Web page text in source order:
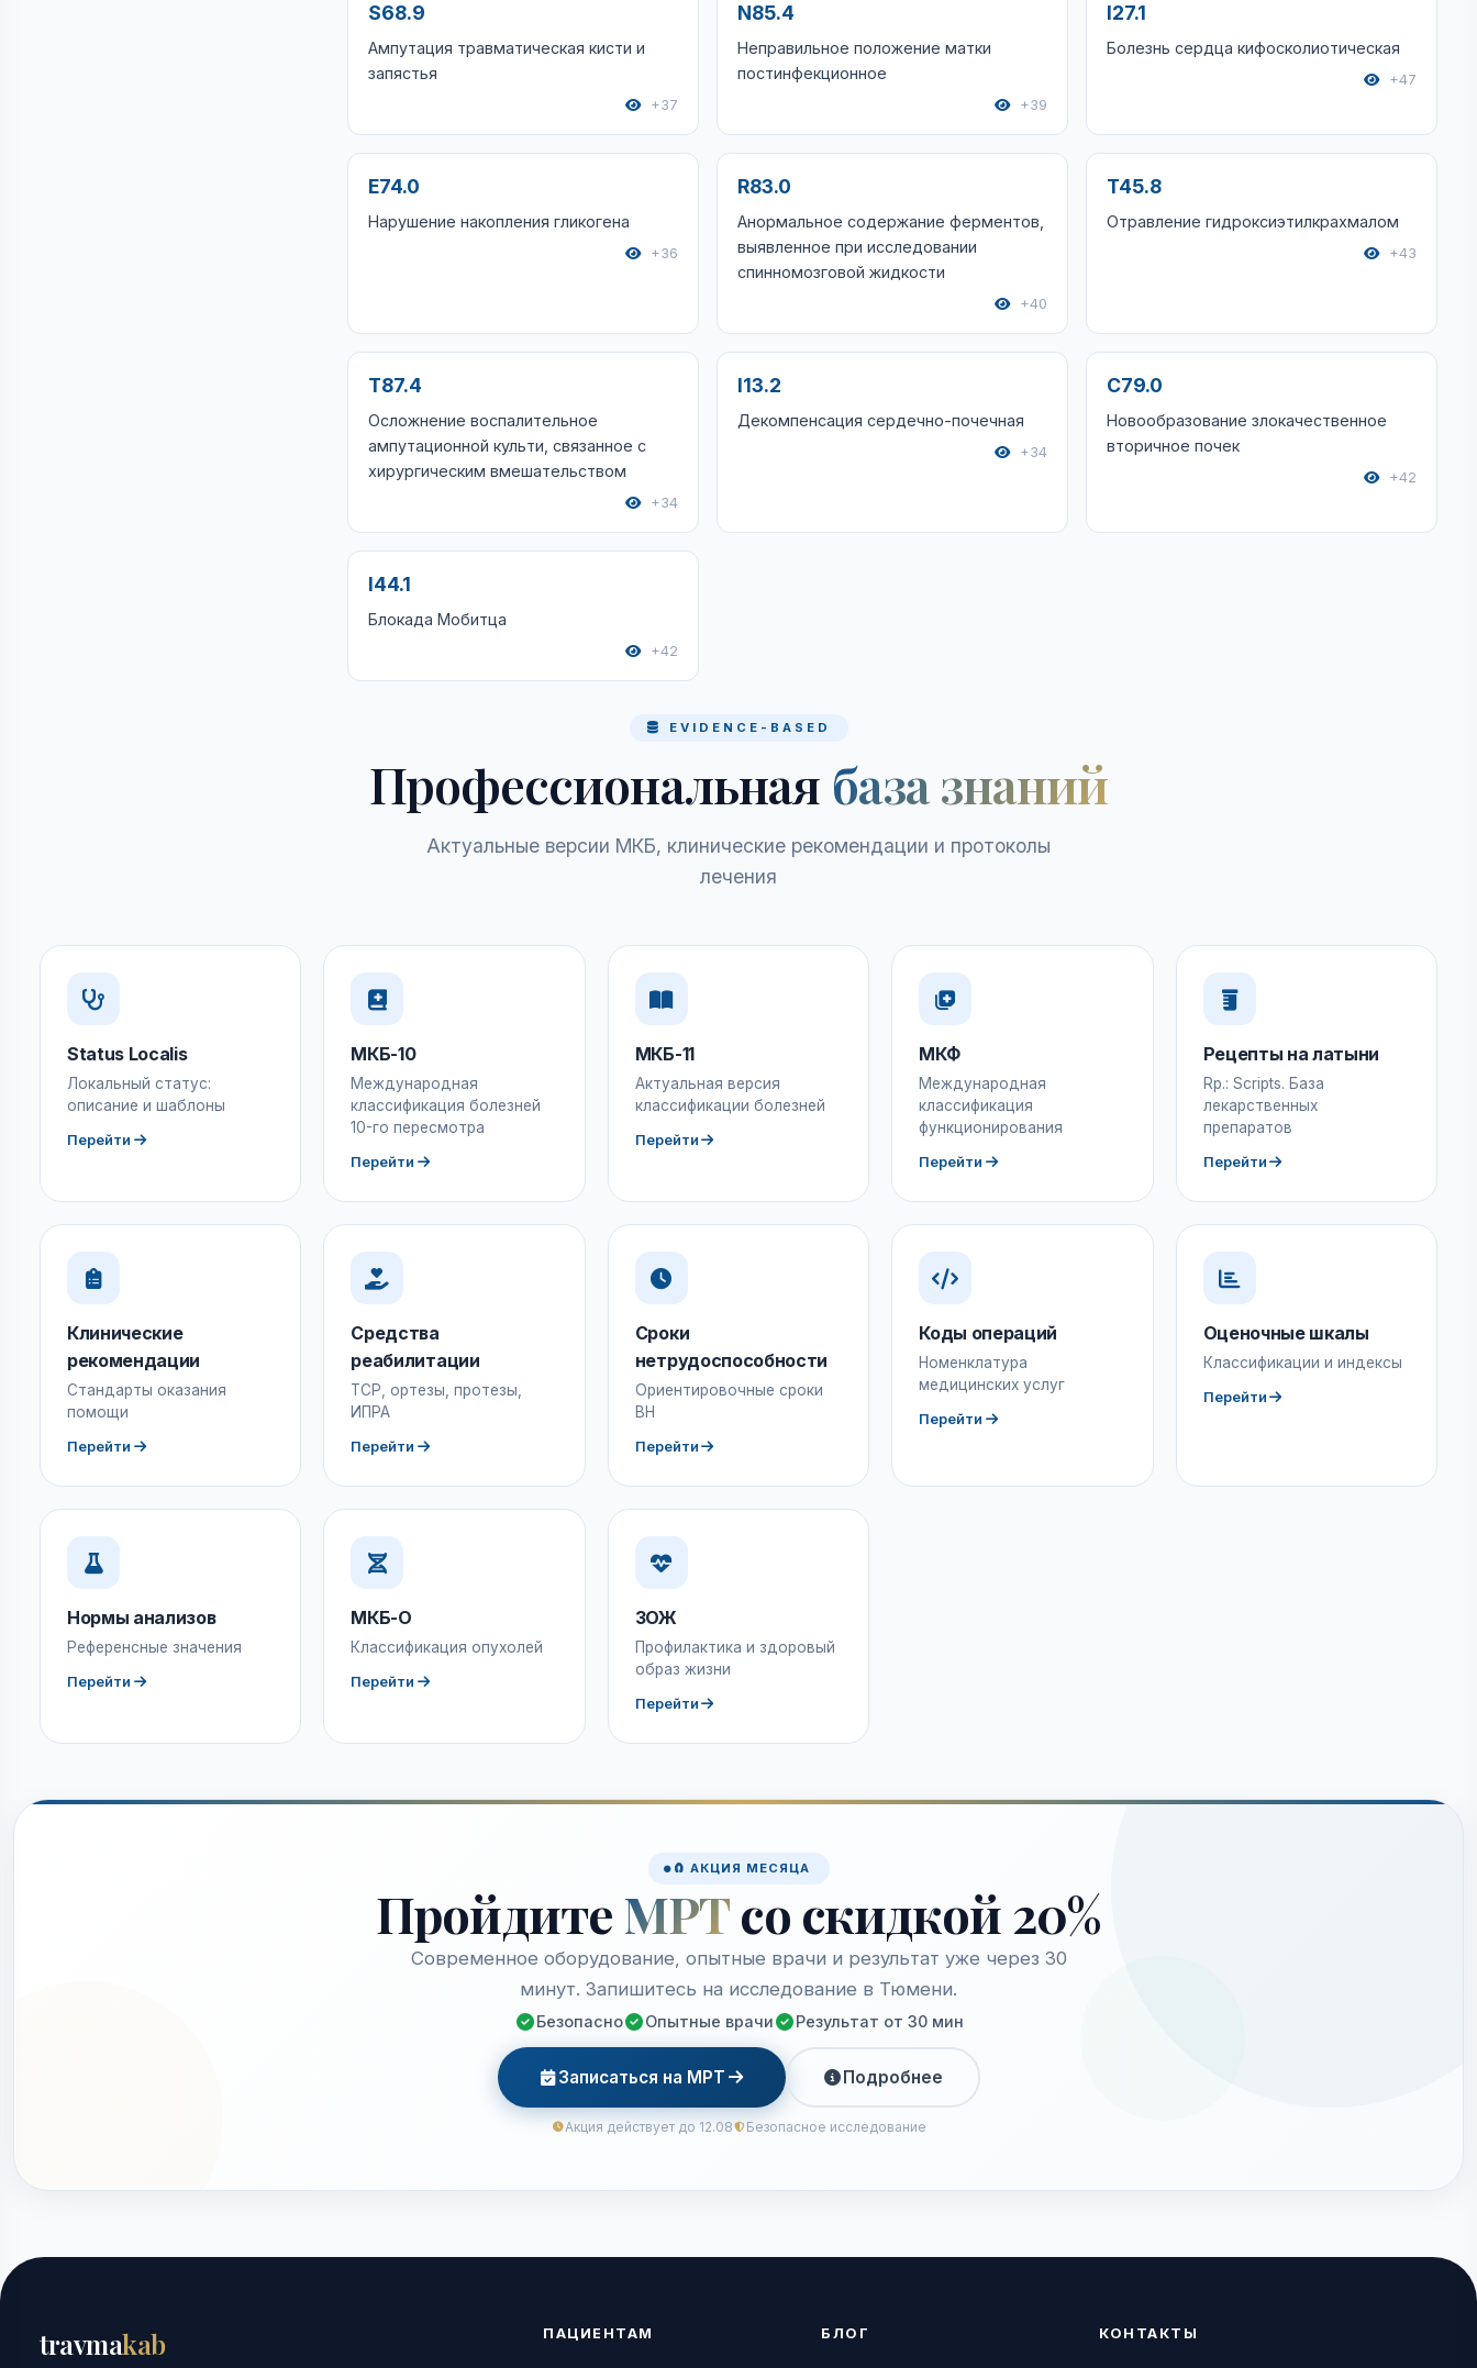
S68.9
Ампутация травматическая кисти и
запястья
+37
N85.4
Неправильное положение матки
постинфекционное
+39
I27.1
Болезнь сердца кифосколиотическая
+47
E74.0
Нарушение накопления гликогена
+36
R83.0
Анормальное содержание ферментов,
выявленное при исследовании
спинномозговой жидкости
+40
T45.8
Отравление гидроксиэтилкрахмалом
+43
T87.4
Осложнение воспалительное
ампутационной культи, связанное с
хирургическим вмешательством
+34
I13.2
Декомпенсация сердечно-почечная
+34
C79.0
Новообразование злокачественное
вторичное почек
+42
I44.1
Блокада Мобитца
+42
EVIDENCE-BASED
Профессиональная база знаний
Актуальные версии МКБ, клинические рекомендации и протоколы
лечения
Status Localis
Локальный статус:
описание и шаблоны
Перейти
МКБ-10
Международная
классификация болезней
10-го пересмотра
Перейти
МКБ-11
Актуальная версия
классификации болезней
Перейти
МКФ
Международная
классификация
функционирования
Перейти
Рецепты на латыни
Rp.: Scripts. База
лекарственных
препаратов
Перейти
Клинические
рекомендации
Стандарты оказания
помощи
Перейти
Средства
реабилитации
ТСР, ортезы, протезы,
ИПРА
Перейти
Сроки
нетрудоспособности
Ориентировочные сроки
ВН
Перейти
Коды операций
Номенклатура
медицинских услуг
Перейти
Оценочные шкалы
Классификации и индексы
Перейти
Нормы анализов
Референсные значения
Перейти
МКБ-О
Классификация опухолей
Перейти
ЗОЖ
Профилактика и здоровый
образ жизни
Перейти
🧲 АКЦИЯ МЕСЯЦА
Пройдите МРТсо скидкой 20%
Современное оборудование, опытные врачи и результат уже через 30
минут. Запишитесь на исследование в Тюмени.
Безопасно Опытные врачи Результат от 30 мин
Записаться на МРТ Подробнее
Акция действует до 12.08 Безопасное исследование
travmakab ПАЦИЕНТАМ БЛОГ КОНТАКТЫ